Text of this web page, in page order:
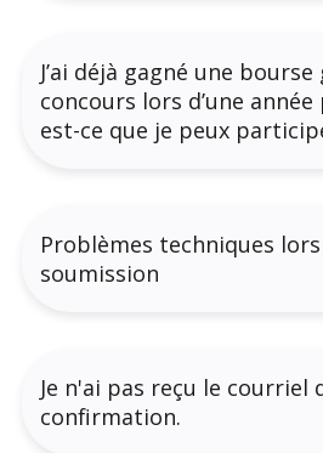
J’ai déjà gagné une bourse
concours lors d’une
est-ce que je peux
Problèmes techniques
soumission
Je n'ai pas reçu le courriel
confirmation.